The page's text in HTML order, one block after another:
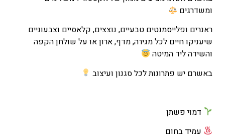
ומשדרגים
ראנרים ופלייסמנטים טבעיים, נוצצים, קלאסיים וצבעוניים
שיעניקו חיים לכל מגירה, מדף, ארון או על שולחן הקפה
והשידה ליד המיטה
באשרם יש פתרונות לכל סגנון ועיצוב
דמוי פשתן
עמיד בחום